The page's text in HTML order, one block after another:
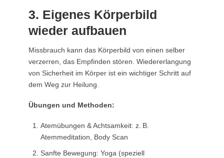
3. Eigenes Körperbild
wieder aufbauen
Missbrauch kann das Körperbild von einen selber
verzerren, das Empfinden stören. Wiedererlangung
von Sicherheit im Körper ist ein wichtiger Schritt auf
dem Weg zur Heilung.
Übungen und Methoden:
Atemübungen & Achtsamkeit: z. B.
Atemmeditation, Body Scan
Sanfte Bewegung: Yoga (speziell